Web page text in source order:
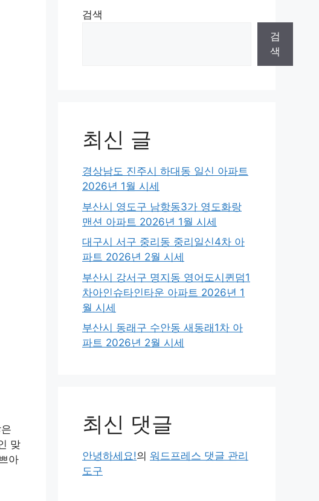
맞
아
검색
검
색
최신 글
경상남도 진주시 하대동 일신 아파트
2026년 1월 시세
부산시 영도구 남항동3가 영도화랑
맨션 아파트 2026년 1월 시세
대구시 서구 중리동 중리일신4차 아
파트 2026년 2월 시세
부산시 강서구 명지동 영어도시퀸덤1
차아인슈타인타운 아파트 2026년 1
월 시세
부산시 동래구 수안동 새동래1차 아
파트 2026년 2월 시세
최신 댓글
안녕하세요!의 워드프레스 댓글 관리
도구